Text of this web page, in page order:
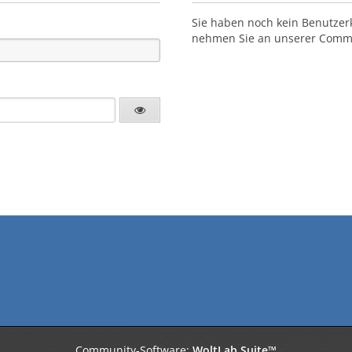
Sie haben noch kein
nehmen Sie an unserer